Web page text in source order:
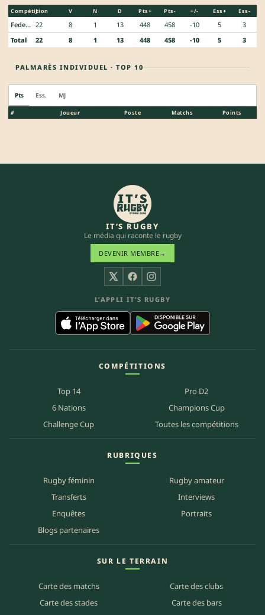
Compétition
J V N D Pts+ Pts- +/- Ess+ Ess-
Federale 2 22 8 1 13 448 458 -10 5
3
Total
22 8 1 13 448 458 -10 5 3
PALMARÈS INDIVIDUEL · TOP 10
Pts Ess. MJ
# Joueur Poste Matchs Points
IT’S RUGBY
Le média qui raconte le rugby
DEVENIR MEMBRE→
X FacebookInstagram
L’APPLI IT’S RUGBY
COMPÉTITIONS
Top 14
Pro D2
6 Nations
Champions Cup
Challenge Cup
Toutes les compétitions
RUBRIQUES
Rugby féminin
Rugby amateur
Transferts
Interviews
Enquêtes
Portraits
Blogs partenaires
SUR LE TERRAIN
Carte des matchs
Carte des clubs
Carte des stades
Carte des bars